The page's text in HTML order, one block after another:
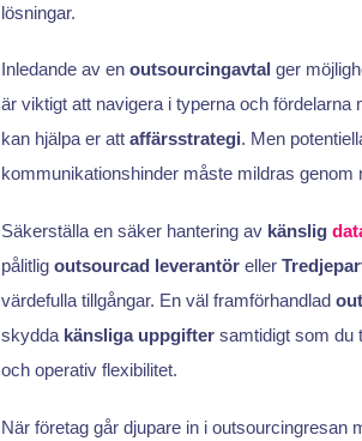
lösningar.
Inledande av en outsourcingavtal ger
är viktigt att navigera i typerna och fördelarna
kan hjälpa er att affärsstrategi. Men
kommunikationshinder måste mildras genom
Säkerställa en säker hantering av känslig
pålitlig outsourcad leverantöreller
värdefulla tillgångar. En väl framförhandlad
skydda känsliga uppgiftersamtidigt som du
och operativ flexibilitet.
När företag går djupare in i outsourcingresan